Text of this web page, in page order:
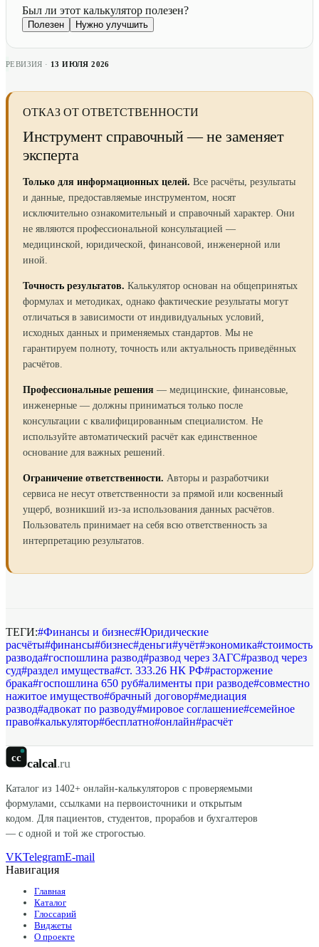
Был ли этот калькулятор полезен?
Полезен Нужно улучшить
РЕВИЗИЯ · 13 ИЮЛЯ 2026
ОТКАЗ ОТ ОТВЕТСТВЕННОСТИ
Инструмент справочный — не заменяет
эксперта
Только для информационных целей. Все расчёты, результаты
и данные, предоставляемые инструментом, носят
исключительно ознакомительный и справочный характер. Они
не являются профессиональной консультацией —
медицинской, юридической, финансовой, инженерной или
иной.
Точность результатов. Калькулятор основан на общепринятых
формулах и методиках, однако фактические результаты могут
отличаться в зависимости от индивидуальных условий,
исходных данных и применяемых стандартов. Мы не
гарантируем полноту, точность или актуальность приведённых
расчётов.
Профессиональные решения — медицинские, финансовые,
инженерные — должны приниматься только после
консультации с квалифицированным специалистом. Не
используйте автоматический расчёт как единственное
основание для важных решений.
Ограничение ответственности. Авторы и разработчики
сервиса не несут ответственности за прямой или косвенный
ущерб, возникший из-за использования данных расчётов.
Пользователь принимает на себя всю ответственность за
интерпретацию результатов.
ТЕГИ:#Финансы и бизнес#Юридические
расчёты#финансы#бизнес#деньги#учёт#экономика#стоимость
развода#госпошлина развод#развод через ЗАГС#развод через
суд#раздел имущества#ст. 333.26 НК РФ#расторжение
брака#госпошлина 650 руб#алименты при разводе#совместно
нажитое имущество#брачный договор#медиация
развод#адвокат по разводу#мировое соглашение#семейное
право#калькулятор#бесплатно#онлайн#расчёт
cc calcal.ru
Каталог из 1402+ онлайн-калькуляторов с проверяемыми
формулами, ссылками на первоисточники и открытым
кодом. Для пациентов, студентов, прорабов и бухгалтеров
— с одной и той же строгостью.
VKTelegramE-mail
Навигация
Главная
Каталог
Глоссарий
Виджеты
О проекте